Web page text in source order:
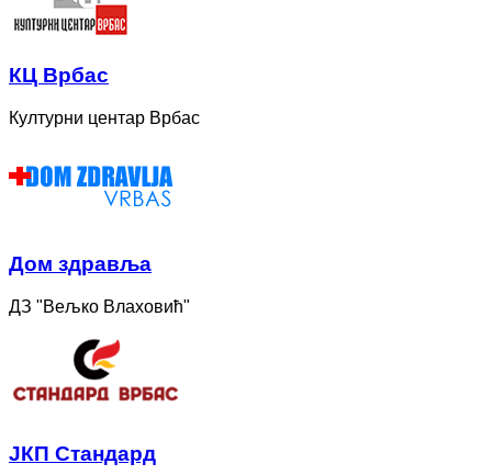
КЦ Врбас
Културни центар Врбас
Дом здравља
ДЗ "Вељко Влаховић"
ЈКП Стандард